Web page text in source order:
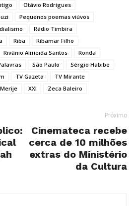
Otávio Rodrigues
Pequenos poemas viúvos
Rádio Timbira
Riba
Ribamar Filho
Rivânio Almeida Santos
Ronda
São Paulo
Sérgio Habibe
TV Gazeta
TV Mirante
XXI Zeca Baleiro
Próximo
Cinemateca recebe
cerca de 10 milhões
extras do Ministério
da Cultura